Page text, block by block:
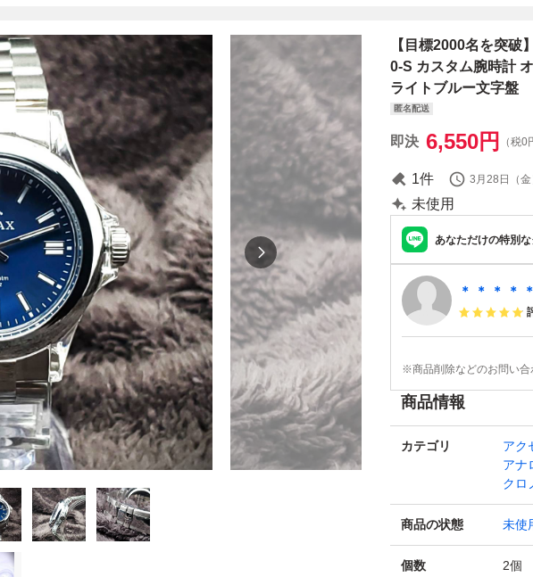
【目標2000名を突破
0-S カスタム腕時計
ライトブルー文字盤
匿名配送
即決 6,550円 （税0
1件 3月28日（
未使用
あなただけの特別
＊ ＊ ＊ ＊ ＊
※商品削除などのお問い合
商品情報
カテゴリ アク
アナ
クロ
商品の状態 未使
個数 2個